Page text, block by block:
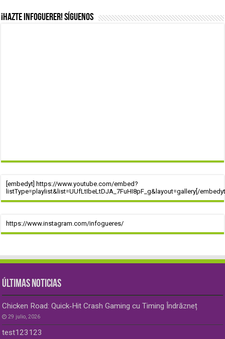
¡Hazte infoguerer! Síguenos
[embedyt] https://www.youtube.com/embed?
listType=playlist&list=UUfLtIbeLtDJA_7FuHI8pF_g&layout=gallery[/
https://www.instagram.com/infogueres/
ÚLTIMAS NOTICIAS
Chicken Road: Quick‑Hit Crash Gaming cu Timing Îndrăzneț
29 julio, 2026
test123123